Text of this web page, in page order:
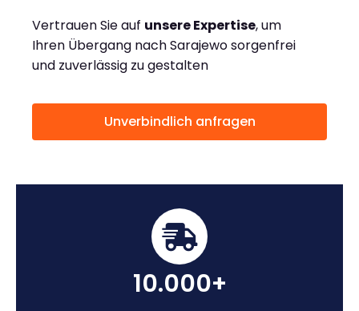
Vertrauen Sie auf unsere Expertise, um
Ihren Übergang nach Sarajewo sorgenfrei
und zuverlässig zu gestalten
Unverbindlich anfragen
10.000+